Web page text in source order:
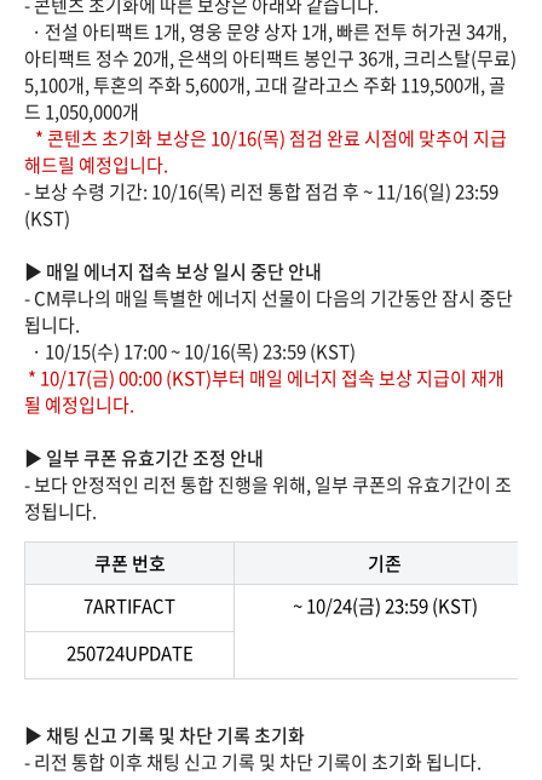
· 전설 아티팩트 1개, 영웅 문양 상자 1개, 빠른 전투 허가권 34개,
아티팩트 정수 20개, 은색의 아티팩트 봉인구 36개, 크리스탈(무료)
5,100개, 투혼의 주화 5,600개, 고대 갈라고스 주화 119,500개, 골
드 1,050,000개
* 콘텐츠 초기화 보상은 10/16(목) 점검 완료 시점에 맞추어 지급
해드릴 예정입니다.
- 보상 수령 기간: 10/16(목) 리전 통합 점검 후 ~ 11/16(일) 23:59
(KST)
▶ 매일 에너지 접속 보상 일시 중단 안내
- CM루나의 매일 특별한 에너지 선물이 다음의 기간동안 잠시 중단
됩니다.
· 10/15(수) 17:00 ~ 10/16(목) 23:59 (KST)
* 10/17(금) 00:00 (KST)부터 매일 에너지 접속 보상 지급이 재개
될 예정입니다.
▶ 일부 쿠폰 유효기간 조정 안내
- 보다 안정적인 리전 통합 진행을 위해, 일부 쿠폰의 유효기간이 조
정됩니다.
쿠폰 번호
기존
7ARTIFACT
~ 10/24(금) 23:59 (KST)
250724UPDATE
▶ 채팅 신고 기록 및 차단 기록 초기화
- 리전 통합 이후 채팅 신고 기록 및 차단 기록이 초기화 됩니다.